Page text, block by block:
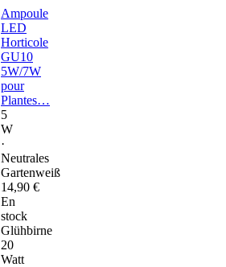
Ampoule
LED
Horticole
GU10
5W/7W
pour
Plantes…
5
W
·
Neutrales
Gartenweiß
14,90 €
En
stock
Glühbirne
20
Watt